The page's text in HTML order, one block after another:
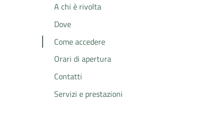
A chi è rivolta
Dove
Come accedere
Orari di apertura
Contatti
Servizi e prestazioni